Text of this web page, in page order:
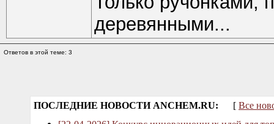
деревянными...
Ответов в этой теме: 3
ПОСЛЕДНИЕ НОВОСТИ ANCHEM.RU: [ Все